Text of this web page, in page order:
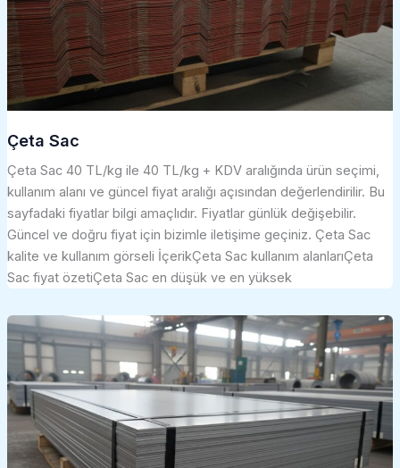
Çeta Sac
Çeta Sac 40 TL/kg ile 40 TL/kg + KDV aralığında ürün seçimi,
kullanım alanı ve güncel fiyat aralığı açısından değerlendirilir. Bu
sayfadaki fiyatlar bilgi amaçlıdır. Fiyatlar günlük değişebilir.
Güncel ve doğru fiyat için bizimle iletişime geçiniz. Çeta Sac
kalite ve kullanım görseli İçerikÇeta Sac kullanım alanlarıÇeta
Sac fiyat özetiÇeta Sac en düşük ve en yüksek